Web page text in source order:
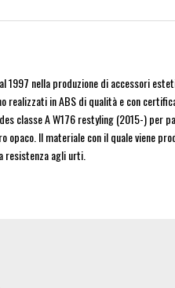
1997 nella produzione di accessori
realizzati in ABS di qualità e con
classe A W176 restyling (2015-) per
opaco. Il materiale con il quale viene
resistenza agli urti.